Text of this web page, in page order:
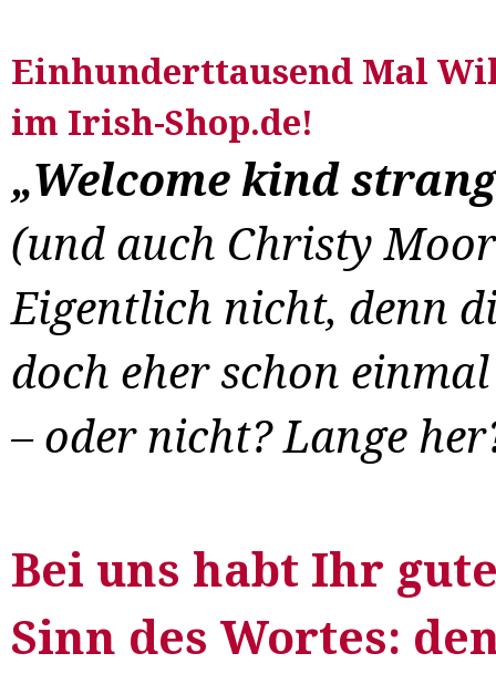
Einhunderttausend Mal
im Irish-Shop.de!
„Welcome kind
(und auch Christy
Eigentlich nicht, denn
doch eher schon
– oder nicht? Lange
Bei uns habt Ihr
Sinn des Wortes: